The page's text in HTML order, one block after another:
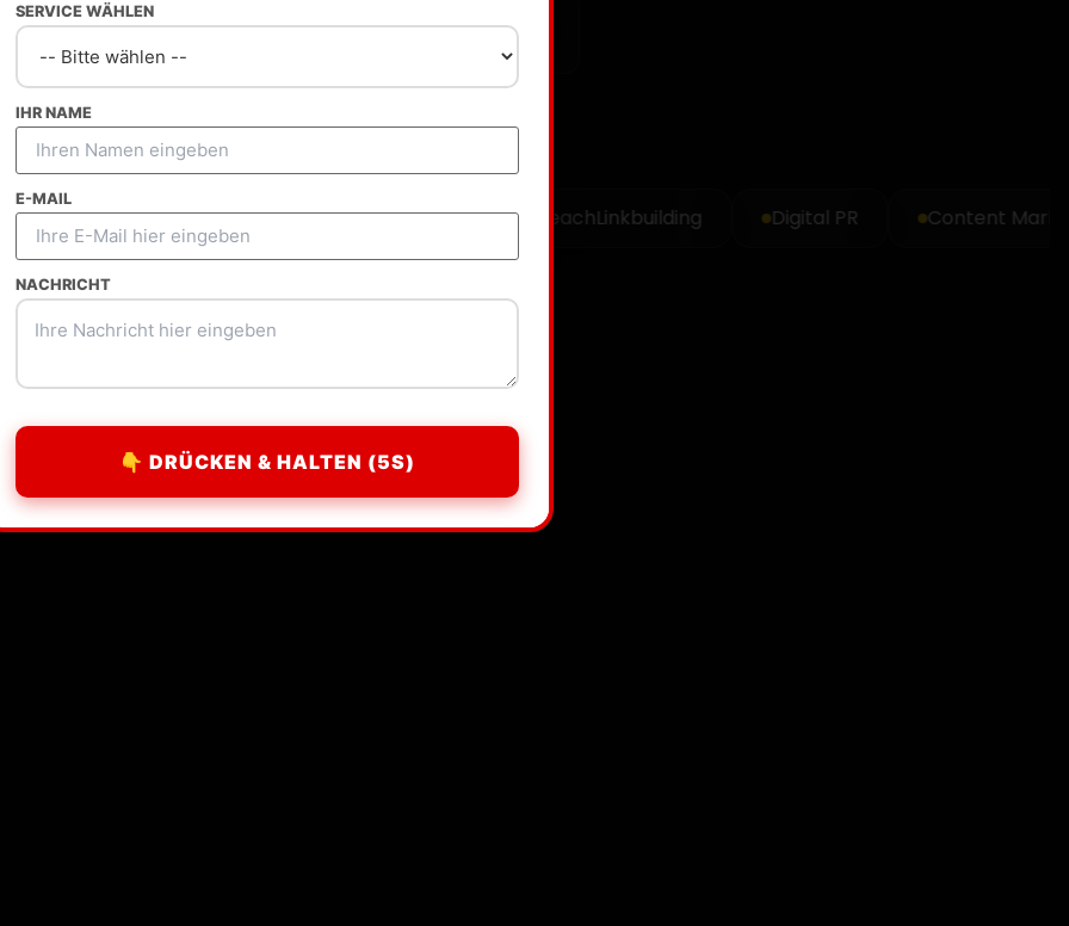
SERVICE WÄHLEN
IHR NAME
E-MAIL
NACHRICHT
👇 DRÜCKEN & HALTEN (5S)
Ranking ansehen Agentur eintragen
Guest Posting E-Commerce SEO OutreachLinkbuilding Digital PR Content